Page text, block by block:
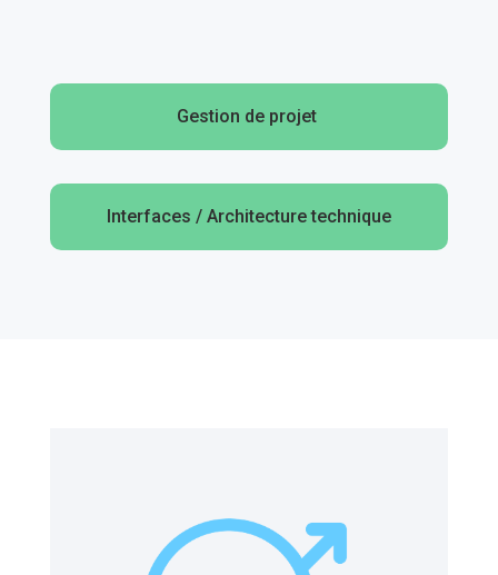
Gestion de projet
Interfaces / Architecture technique